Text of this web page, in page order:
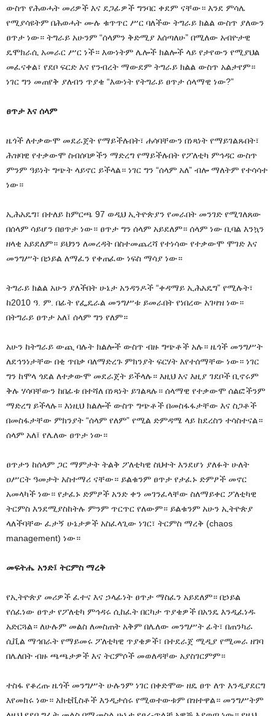
ውስጥ የሕወሓት መሪዎች እና ደጋፊዎች ግንባር ቀደም ናቸው። እንደ ምሳሌ
የሚያሳዩትም በሕወሓት ሙሉ ቁጥጥር ሥር ባለችው ትግራይ ክልል ውስጥ ያለውን
ፀጥታ ነው። ትግራይ አሁንም “ሰላምን ቅድሚያ እሰጣለሁ” በሚለው አብዮታዊ
ዴሞክራሲ አመራር ሥር ነች። እውነትም ሌሎች ክልሎች ላይ የታየውን የሚያህል
መፈናቀል፣ የደቦ ፍርድ እና የንብረት ማውደም ትግራይ ክልል ውስጥ አልታየም።
ነገር ግን መጠየቅ ያለብን ጥያቄ “እውነት የትግራይ ፀጥታ ሰላማዊ ነው?”
ፀጥታ እና ሰላም
ዜጎች ለተቃውሞ መደራጀት የማይችሉበት፣ ሐሳባቸውን በነጻነት የማይገልጹበት፣
ሕዝባዊ የተቃውሞ ስብሰባዎችን ማድረግ የማይችሉበት የፖለቲካ ምኅዳር ውስጥ
ምንም ዓይነት ግጭት ላይኖር ይችላል። ነገር ግን “ሰላም አለ” ብሎ ማለትም የተሳሳተ
ነው።
ኢሕአዴግ፣ በተለይ ከምርጫ 97 ወዲህ ኢትዮጵያን የመራበት መንገድ የሚገለጸው
በሰላም ሳይሆን በፀጥታ ነው። ፀጥታ ግን ሰላም አይደለም። ሰላም ነው ቢባል እንኳን
ዘላቂ አይደለም። ይህንን ለመረዳት በስተመጨረሻ የተነሳው የተቃውሞ ሞገድ እና
መንግሥት በኃይል ለማፈን የቀጠፈው ነፍስ ማሳያ ነው።
ትግራይ ክልል አሁን ያለችበት ሁኔታ አንዳንዶች “ቀዳማይ ኢሕአዴግ” የሚሉት፣
ከ2010 ዓ. ም. በፊት የፌዴራል መንግሥቱ ይመራበት የነበረው አገዛዝ ነው።
በትግራይ ፀጥታ አለ፤ ሰላም ግን የለም።
አሁን ከትግራይ ውጪ ባሉት ክልሎች ውስጥ ብዙ ግጭቶች አሉ። ዜጎች መንግሥት
ለደኅንነታቸው በቂ ጥበቃ ባለማድረጉ ምክንያት ፍርሃት እየተሰማቸው ነው። ነገር
ግን ከሞላ ጎደል ለተቃውሞ መደራጀት ይችላሉ። እዚህ እና እዚያ ገደቦች ቢኖሩም
ቅሉ ሃሳባቸውን ከበፊቱ በተሻለ በነጻነት ይገልጻሉ። ሰላማዊ የተቃውሞ ሰልፎችንም
ማድረግ ይችላሉ። እነዚህ ክልሎች ውስጥ ግጭቶች በመስፋፋታቸው እና ስጋቶች
በመስፋታቸው ምክንያት “ሰላም የለም” የሚል ድምዳሜ ላይ ከደረስን ተሳስተናል።
ሰላም አለ፤ የሌለው ፀጥታ ነው።
ፀጥታን ከሰላም ጋር ማምታት ትልቅ ፖለቲካዊ ስህተት እንደሆነ ያለፉት ሁለት
ዐሥርት ዓመታት አስተማሪ ናቸው። ይልቁንም ፀጥታ የታፈኑ ድምፆች መኖር
አመላካች ነው። የታፈኑ ድምፆች አንድ ቀን መገንፈላቸው ስለማይቀር ፖለቲካዊ
ትርምስ እንደሚያስከትሉ ምንም ጥርጥር የለውም። ይልቁንም አሁን ኢትዮጵያ
ላለችባቸው ፈታኝ ሁኔታዎች አስፈላጊው ነገር፣ ትርምስ ማረቅ (chaos
management) ነው።
መፍትሔ አንድ፤ ትርምስ ማረቅ
የኢትዮጵያ መሪዎች ፈተና እና ኃላፊነት ፀጥታ ማስፈን አይደለም። በኃይል
የሰፈነው ፀጥታ የፖለቲካ ምኅዳሩ ሲከፈት በርካታ ጥያቄዎች በአንዴ እንዲፈነዱ
አድርጓል። ለሁሉም መልስ ለመስጠት አቅም በሌለው መንግሥት ፊት፣ በጠንካራ
ሲቪል ማኅበራት የማይመሩ ፖለቲካዊ ጥያቄዎች፣ በተደራጀ ሚዲያ የሚመራ ዘገባ
በሌለበት ብዙ ጫጫታዎች እና ትርምሶች መወለዳቸው አያስገርምም።
ተስፋ የቆረጡ ዜጎች መንግሥት ሁሉንም ነገር በቀድሞው ዘዴ ፀጥ ለጥ እንዲያደርግ
እየመከሩ ነው። አክቲቪስቶች እንዲታሰሩ የሚወተውቱም በዝተዋል። መንግሥትም